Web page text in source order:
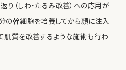
り（しわ・たるみ改善）への応用が
の幹細胞を培養してから顔に注入
肌質を改善するような施術も行わ